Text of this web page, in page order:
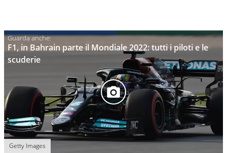
F1, in Bahrain parte il Mondiale 2022: tutti i piloti e le
scuderie
Getty Images